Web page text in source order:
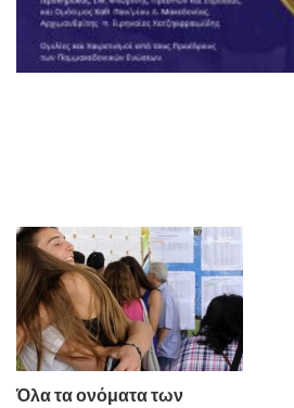
Όλα τα ονόματα των